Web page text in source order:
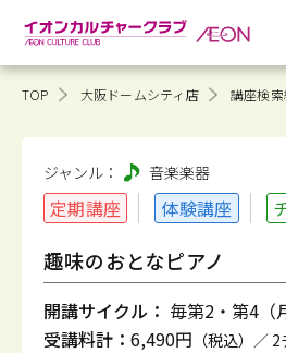
TOP 大阪ドームシティ店 講座検
ジャンル： 音楽楽器
定期講座 体験講座
趣味のおとなピアノ
開講サイクル： 毎第2・第4（
受講料計： 6,490円 （税込）／